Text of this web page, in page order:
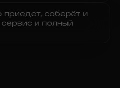
соберёт и
и полный